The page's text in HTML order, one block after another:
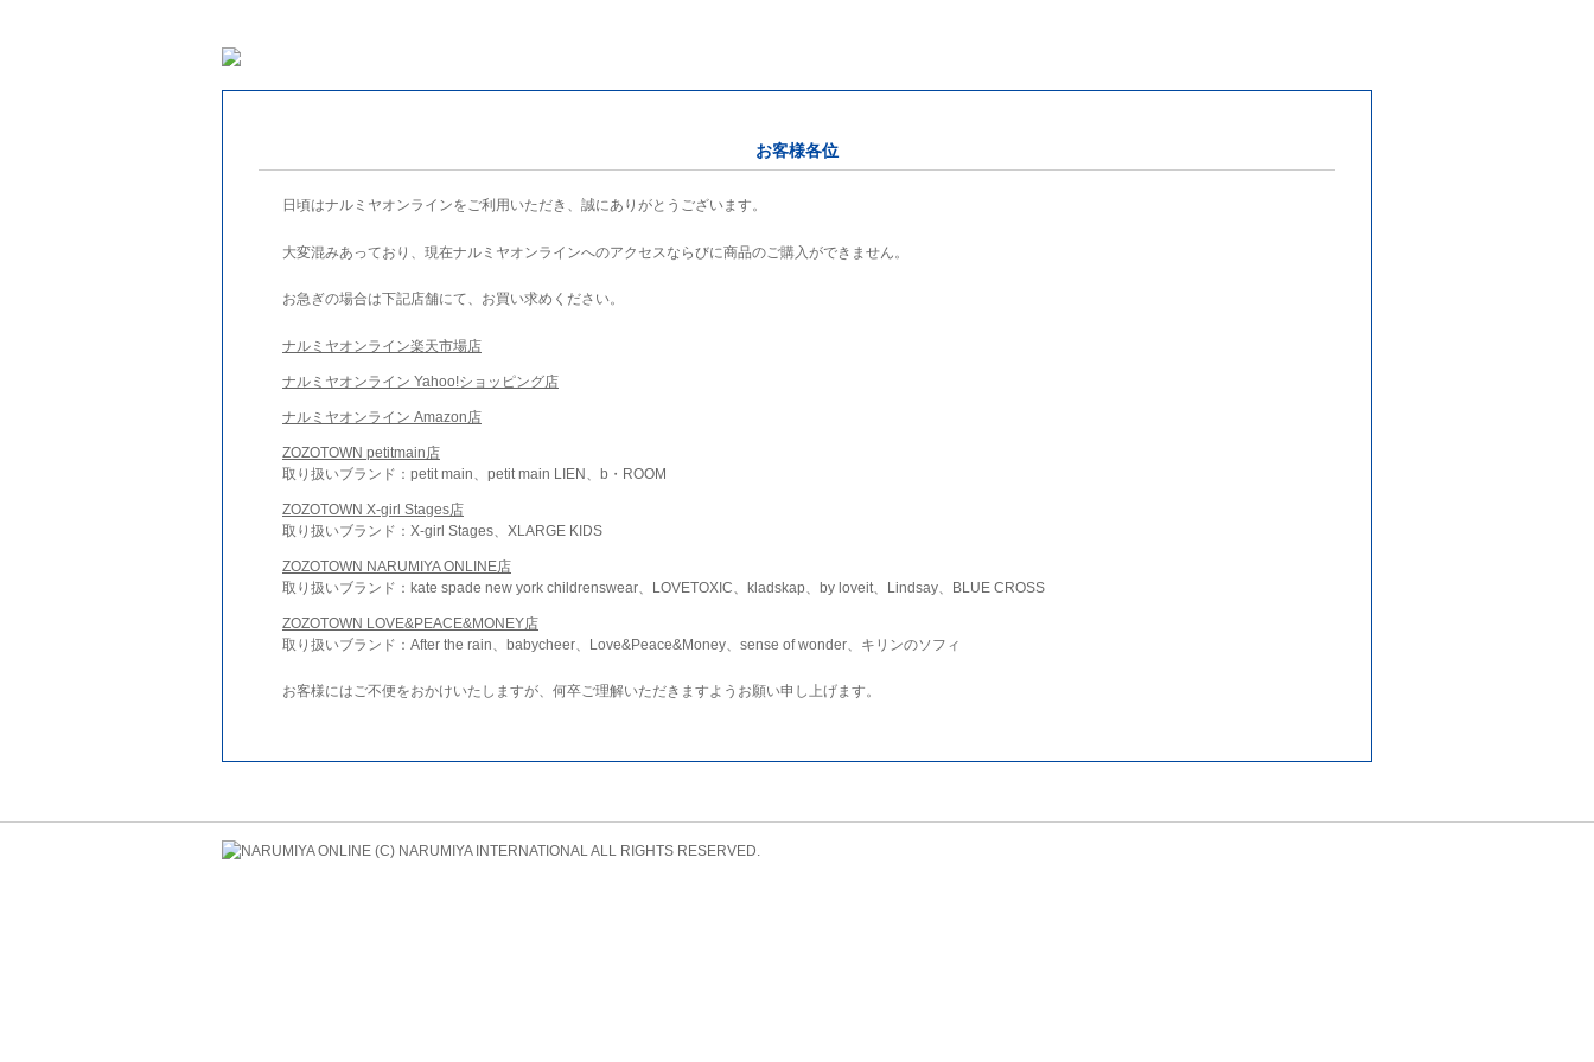
お客様各位
日頃はナルミヤオンラインをご利用いただき、誠にありがとうございます。
大変混みあっており、現在ナルミヤオンラインへのアクセスならびに商品のご購入ができません。
お急ぎの場合は下記店舗にて、お買い求めください。
ナルミヤオンライン楽天市場店
ナルミヤオンライン Yahoo!ショッピング店
ナルミヤオンライン Amazon店
ZOZOTOWN petitmain店
取り扱いブランド：petit main、petit main LIEN、b・ROOM
ZOZOTOWN X-girl Stages店
取り扱いブランド：X-girl Stages、XLARGE KIDS
ZOZOTOWN NARUMIYA ONLINE店
取り扱いブランド：kate spade new york childrenswear、LOVETOXIC、kladskap、by loveit、Lindsay、BLUE CROSS
ZOZOTOWN LOVE&PEACE&MONEY店
取り扱いブランド：After the rain、babycheer、Love&Peace&Money、sense of wonder、キリンのソフィ
お客様にはご不便をおかけいたしますが、何卒ご理解いただきますようお願い申し上げます。